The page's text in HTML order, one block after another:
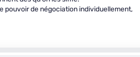
pouvoir de négociation individuellement,